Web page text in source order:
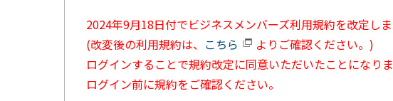
2024年9月18日付でビジネスメンバーズ利用規約を改定しま
(改変後の利用規約は、 こちら
よりご確認ください。)
ログインすることで規約改定に同意いただいたことになりま
ログイン前に規約をご確認ください。